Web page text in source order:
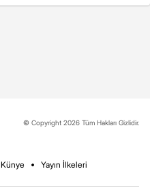
© Copyright 2026 Tüm Hakları Gizlidir.
Künye Yayın İlkeleri